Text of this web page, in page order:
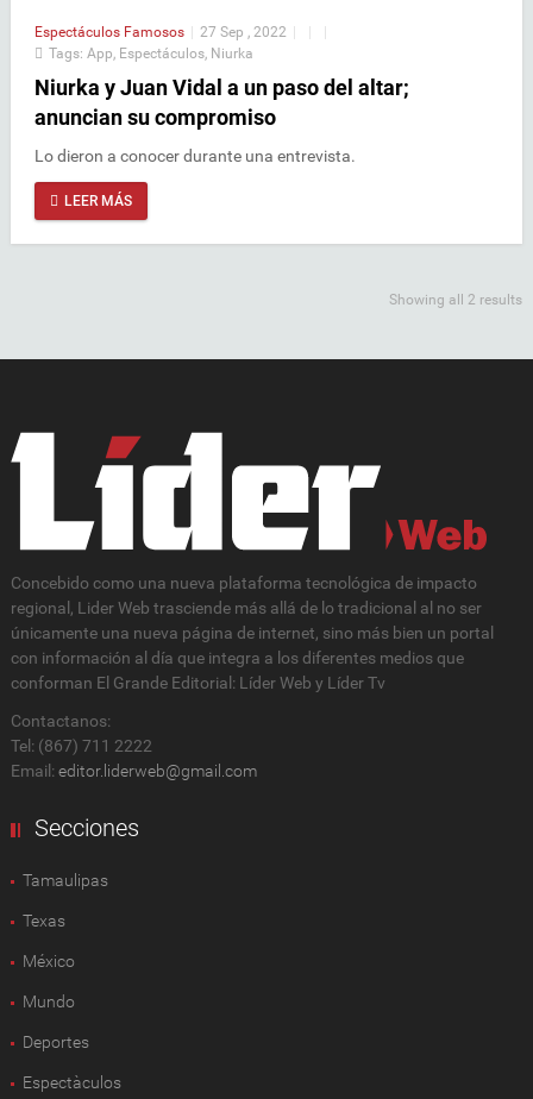
Espectáculos Famosos | 27 Sep , 2022 | |
|
Tags: App Espectáculos Niurka
Niurka y Juan Vidal a un paso del altar;
anuncian su compromiso
Lo dieron a conocer durante una entrevista.
LEER MÁS
Showing all 2 results
Concebido como una nueva plataforma tecnológica de impacto
regional, Lider Web trasciende más allá de lo tradicional al no ser
únicamente una nueva página de internet, sino más bien un portal
con información al día que integra a los diferentes medios que
conforman El Grande Editorial: Líder Web y Líder Tv
Contactanos:
Tel: (867) 711 2222
Email: editor.liderweb@gmail.com
Secciones
Tamaulipas
Texas
México
Mundo
Deportes
Espectàculos